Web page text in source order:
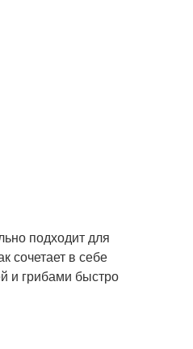
с перепелиными
подходит для
сочетает в себе
и грибами быстро